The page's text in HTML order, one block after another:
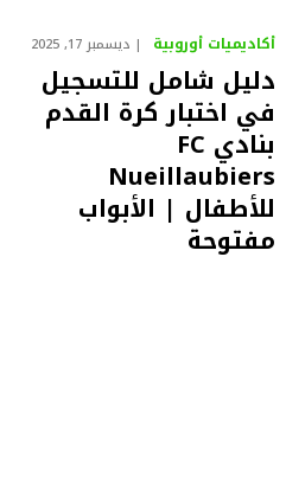
أكاديميات أوروبية ديسمبر 17, 2025
دليل شامل للتسجيل
في اختبار كرة القدم
بنادي FC
Nueillaubiers
للأطفال | الأبواب
مفتوحة